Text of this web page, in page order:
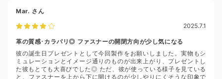
Mar. さん
2025.7.1
革の質感･カラバリ◎ ファスナーの開閉方向が少し気になる
彼の誕生日プレゼントとして今回製作をお願いしました。実物もシ
ミュレーションとイメージ通りのものが出来上がり、プレゼントし
た彼もとても大喜びでした◎ ただ、彼が使っている様子を見ている
と、ファスナーを上から下に開けるのが少しやりにくそうな印象で